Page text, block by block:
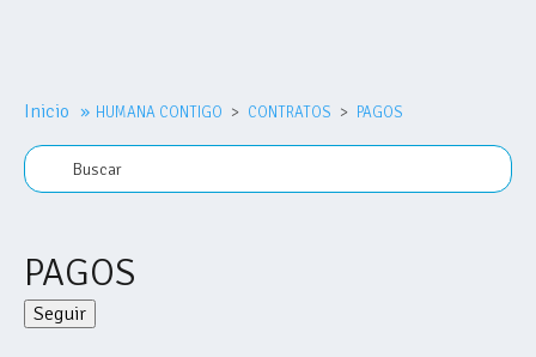
Nosotros
MiHumana
Contacto
Inicio » HUMANA CONTIGO CONTRATOS PAGOS
PAGOS
Seguir